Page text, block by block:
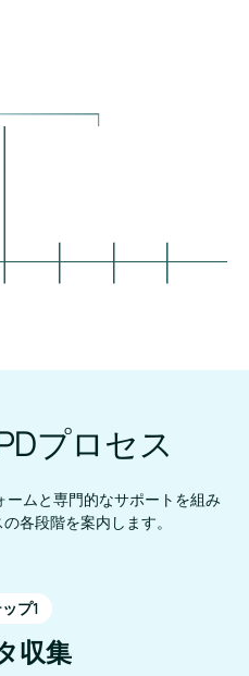
プロセス
ムと専門的なサポートを組み
各段階を案内します。
プ1
収集